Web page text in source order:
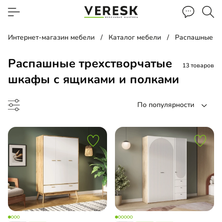
Интернет-магазин мебели Каталог мебели Распашные
Распашные трехстворчатые
шкафы с ящиками и полками
13 товаров
По популярности
шкаф
распашной шкаф